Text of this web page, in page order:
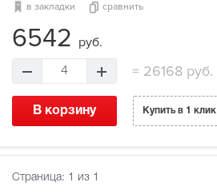
в закладки сравнить
6542 руб.
4 = 26168 руб.
В корзину Купить в 1 клик
Страница: 1 из 1